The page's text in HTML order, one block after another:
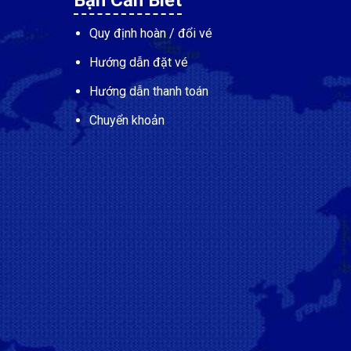
Quy định hoàn / đổi vé
Hướng dẫn đặt vé
Hướng dẫn thanh toán
Chuyển khoản